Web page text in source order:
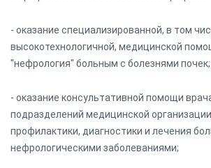
- оказание специализированной, в том
высокотехнологичной, медицинской
"нефрология" больным с болезнями почек;
- оказание консультативной помощи
подразделений медицинской
профилактики, диагностики и лечения
нефрологическими заболеваниями;